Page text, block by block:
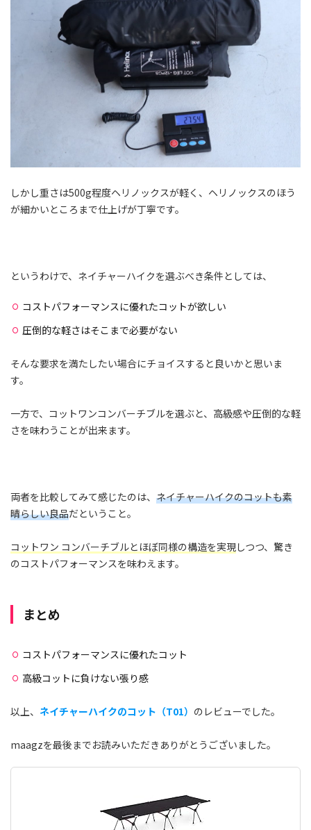
しかし重さは500g程度ヘリノックスが軽く、ヘリノックスのほう
が細かいところまで仕上げが丁寧です。
というわけで、ネイチャーハイクを選ぶべき条件としては、
コストパフォーマンスに優れたコットが欲しい
圧倒的な軽さはそこまで必要がない
そんな要求を満たしたい場合にチョイスすると良いかと思いま
す。
一方で、コットワンコンバーチブルを選ぶと、高級感や圧倒的な軽
さを味わうことが出来ます。
両者を比較してみて感じたのは、 ネイチャーハイクのコットも素
晴らしい良品だということ。
コットワン コンバーチブルとほぼ同様の構造を実現しつつ、驚き
のコストパフォーマンスを味わえます。
まとめ
コストパフォーマンスに優れたコット
高級コットに負けない張り感
以上、 ネイチャーハイクのコット（T01） のレビューでした。
maagzを最後までお読みいただきありがとうございました。